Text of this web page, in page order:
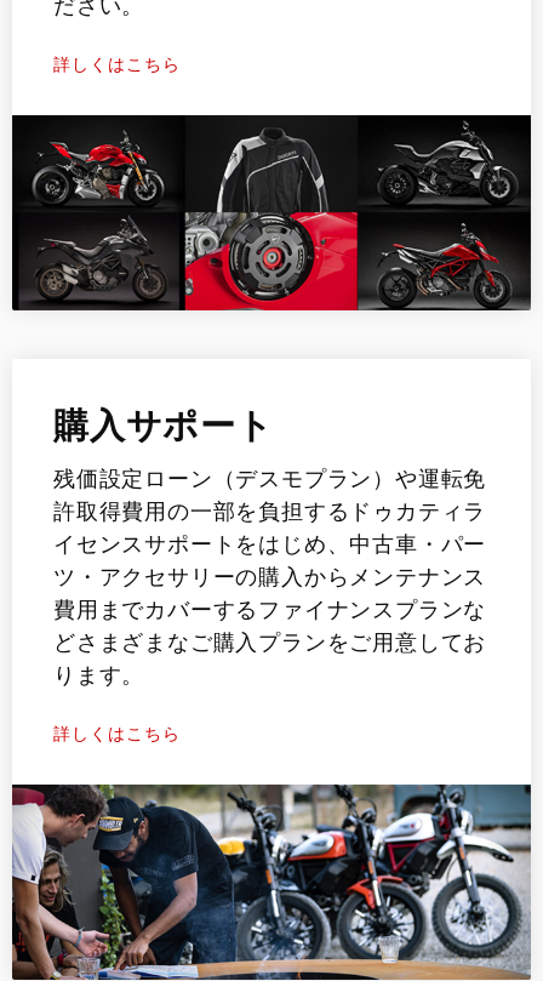
ださい。
詳しくはこちら
購入サポート
残価設定ローン（デスモプラン）や運転免
許取得費用の一部を負担するドゥカティラ
イセンスサポートをはじめ、中古車・パー
ツ・アクセサリーの購入からメンテナンス
費用までカバーするファイナンスプランな
どさまざまなご購入プランをご用意してお
ります。
詳しくはこちら